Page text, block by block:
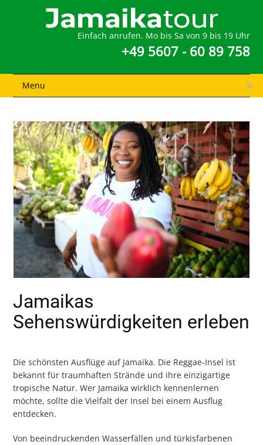
Einfach anrufen. Mo bis Sa von 9 bis 19 Uhr
+49 5607 - 60 89 758
Menu
Jamaikas
Sehenswürdigkeiten erleben
Die schönsten Ausflüge auf Jamaika. Die Reggae-Insel ist
bekannt für traumhaften Strände und ihre einzigartige
tropische Natur. Wer Jamaika wirklich kennenlernen
möchte, sollte die Vielfalt der Insel bei einem Ausflug
entdecken.
Von beeindruckenden Wasserfällen und türkisfarbenen